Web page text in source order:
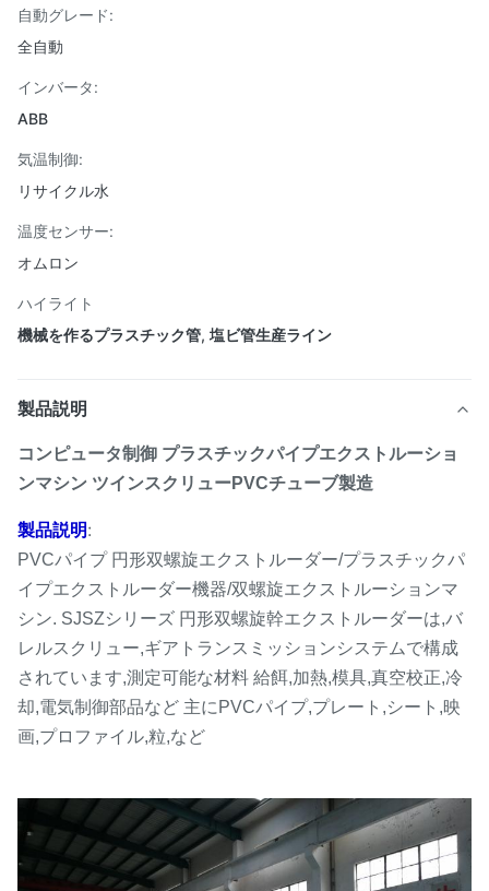
自動グレード:
全自動
インバータ:
ABB
気温制御:
リサイクル水
温度センサー:
オムロン
ハイライト
機械を作るプラスチック管, 塩ビ管生産ライン
製品説明
コンピュータ制御 プラスチックパイプエクストルーショ
ンマシン ツインスクリューPVCチューブ製造
製品説明:
PVCパイプ 円形双螺旋エクストルーダー/プラスチックパ
イプエクストルーダー機器/双螺旋エクストルーションマ
シン. SJSZシリーズ 円形双螺旋幹エクストルーダーは,バ
レルスクリュー,ギアトランスミッションシステムで構成
されています,測定可能な材料 給餌,加熱,模具,真空校正,冷
却,電気制御部品など 主にPVCパイプ,プレート,シート,映
画,プロファイル,粒,など